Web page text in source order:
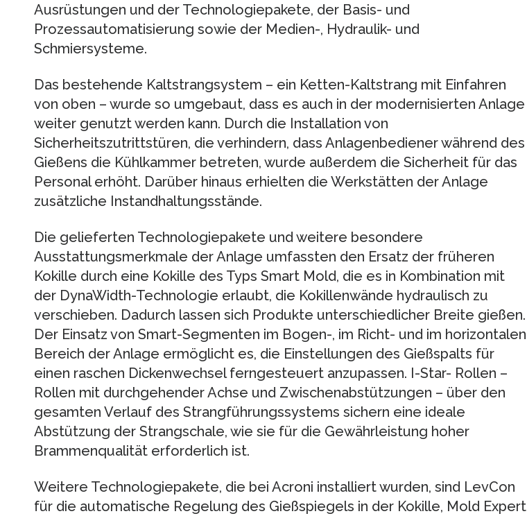
Ausrüstungen und der Technologiepakete, der Basis- und
Prozessautomatisierung sowie der Medien-, Hydraulik- und
Schmiersysteme.
Das bestehende Kaltstrangsystem – ein Ketten-Kaltstrang mit Einfahren
von oben – wurde so umgebaut, dass es auch in der modernisierten Anlage
weiter genutzt werden kann. Durch die Installation von
Sicherheitszutrittstüren, die verhindern, dass Anlagenbediener während des
Gießens die Kühlkammer betreten, wurde außerdem die Sicherheit für das
Personal erhöht. Darüber hinaus erhielten die Werkstätten der Anlage
zusätzliche Instandhaltungsstände.
Die gelieferten Technologiepakete und weitere besondere
Ausstattungsmerkmale der Anlage umfassten den Ersatz der früheren
Kokille durch eine Kokille des Typs Smart Mold, die es in Kombination mit
der DynaWidth-Technologie erlaubt, die Kokillenwände hydraulisch zu
verschieben. Dadurch lassen sich Produkte unterschiedlicher Breite gießen.
Der Einsatz von Smart-Segmenten im Bogen-, im Richt- und im horizontalen
Bereich der Anlage ermöglicht es, die Einstellungen des Gießspalts für
einen raschen Dickenwechsel ferngesteuert anzupassen. I-Star- Rollen –
Rollen mit durchgehender Achse und Zwischenabstützungen – über den
gesamten Verlauf des Strangführungssystems sichern eine ideale
Abstützung der Strangschale, wie sie für die Gewährleistung hoher
Brammenqualität erforderlich ist.
Weitere Technologiepakete, die bei Acroni installiert wurden, sind LevCon
für die automatische Regelung des Gießspiegels in der Kokille, Mold Expert